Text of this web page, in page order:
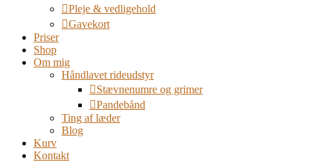
Pleje & vedligehold
Gavekort
Priser
Shop
Om mig
Håndlavet rideudstyr
Stævnenumre og grimer
Pandebånd
Ting af læder
Blog
Kurv
Kontakt